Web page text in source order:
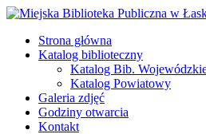
Strona główna
Katalog biblioteczny
Katalog Bib.
Katalog Powiatowy
Galeria zdjęć
Godziny otwarcia
Kontakt